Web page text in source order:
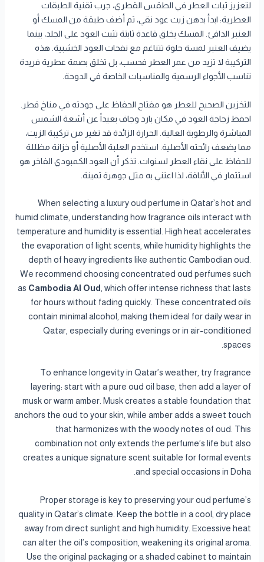
لتعزيز ثبات العطر في الطقس القطري، جرب تقنية الطبقات
العطرية: ابدأ بدهن زيت عود نقي، ثم أضف طبقة من المسك أو
العنبر الدافئ. المسك يخلق قاعدة ثابتة تثبت العود على الجلد، بينما
يضيف العنبر لمسة حلوة تتناغم مع نفحات العود الخشبية. هذه
التركيبة لا تزيد من عمر العطر فحسب، بل تخلق بصمة عطرية فريدة
تناسب الأجواء الرسمية والمناسبات الخاصة في الدوحة.
التخزين الصحيح للعطر هو مفتاح الحفاظ على جودته في مناخ قطر.
احفظ زجاجة العود في مكان بارد وجاف بعيداً عن أشعة الشمس
المباشرة والرطوبة العالية. الحرارة الزائدة قد تغير من تركيبة الزيت،
مما يضعف رائحته الأصلية. استخدم العلبة الأصلية أو خزانة مظللة
للحفاظ على نقاء العطر لسنوات. تذكر أن العود الكمبودي الفاخر هو
استثمار في الأناقة، لذا اعتني به مثل جوهرة ثمينة.
When selecting a luxury oud perfume in Qatar’s hot and
humid climate, understanding how fragrance oils interact with
temperature and humidity is essential. High heat accelerates
the evaporation of light scents, while humidity highlights the
depth of heavy ingredients like authentic Cambodian oud.
We recommend choosing concentrated oud perfumes such
as Cambodia Al Oud , which offer intense richness that lasts
for hours without fading quickly. These concentrated oils
contain minimal alcohol, making them ideal for daily wear in
Qatar, especially during evenings or in air-conditioned
spaces.
To enhance longevity in Qatar’s weather, try fragrance
layering: start with a pure oud oil base, then add a layer of
musk or warm amber. Musk creates a stable foundation that
anchors the oud to your skin, while amber adds a sweet touch
that harmonizes with the woody notes of oud. This
combination not only extends the perfume’s life but also
creates a unique signature scent suitable for formal events
and special occasions in Doha.
Proper storage is key to preserving your oud perfume’s
quality in Qatar’s climate. Keep the bottle in a cool, dry place
away from direct sunlight and high humidity. Excessive heat
can alter the oil’s composition, weakening its original aroma.
Use the original packaging or a shaded cabinet to maintain